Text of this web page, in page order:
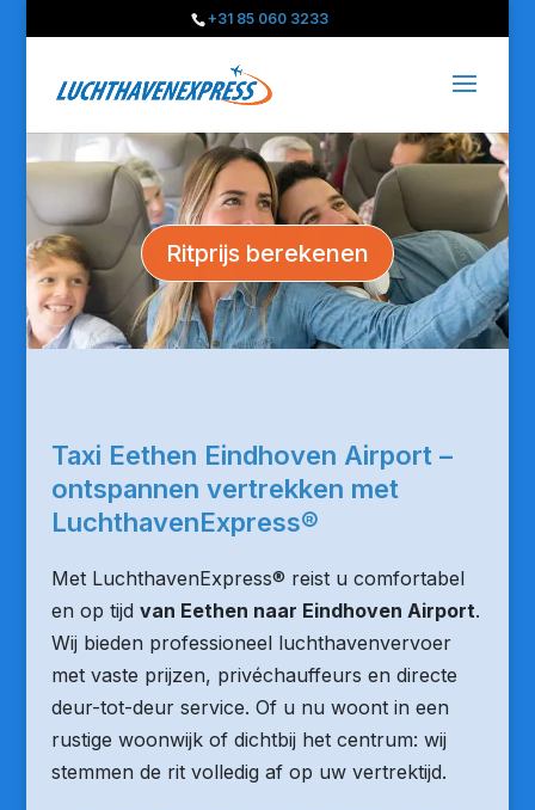
+31 85 060 3233
Ritprijs berekenen
Taxi Eethen Eindhoven Airport –
ontspannen vertrekken met
LuchthavenExpress®
Met LuchthavenExpress® reist u comfortabel
en op tijd van Eethen naar Eindhoven Airport.
Wij bieden professioneel luchthavenvervoer
met vaste prijzen, privéchauffeurs en directe
deur-tot-deur service. Of u nu woont in een
rustige woonwijk of dichtbij het centrum: wij
stemmen de rit volledig af op uw vertrektijd.